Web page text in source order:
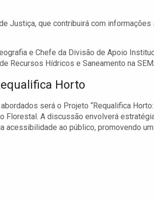
Justiça, que contribuirá com
e Chefe da Divisão de Apoio
Recursos Hídricos e Saneamento na
Horto
será o Projeto “Requalifica
Florestal. A discussão envolverá
acessibilidade ao público, promovendo